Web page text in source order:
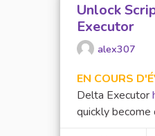
Unlock
Executor
alex307
EN COURS
Delta Executor
quickly